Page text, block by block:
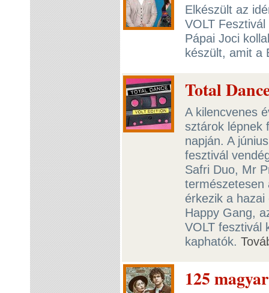
Elkészült az
VOLT
Pápai Joci
készült, amit a
Total
A kilencvenes
sztárok lépnek
napján. A
fesztivál
Safri Duo, Mr
természetesen
érkezik a
Happy Gang,
VOLT fesztivál
kaphatók.
125